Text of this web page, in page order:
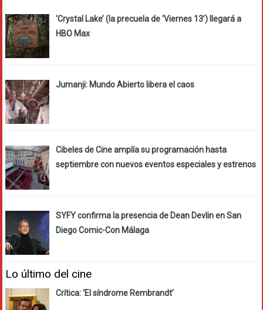
‘Crystal Lake’ (la precuela de ‘Viernes 13’) llegará a
HBO Max
Jumanji: Mundo Abierto libera el caos
Cibeles de Cine amplía su programación hasta
septiembre con nuevos eventos especiales y estrenos
SYFY confirma la presencia de Dean Devlin en San
Diego Comic-Con Málaga
Lo último del cine
Crítica: ‘El síndrome Rembrandt’